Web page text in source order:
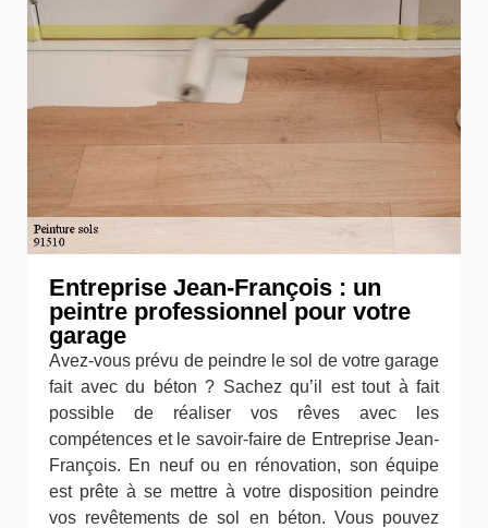
Entreprise Jean-François : un
peintre professionnel pour votre
garage
Avez-vous prévu de peindre le sol de votre garage
fait avec du béton ? Sachez qu’il est tout à fait
possible de réaliser vos rêves avec les
compétences et le savoir-faire de Entreprise Jean-
François. En neuf ou en rénovation, son équipe
est prête à se mettre à votre disposition peindre
vos revêtements de sol en béton. Vous pouvez